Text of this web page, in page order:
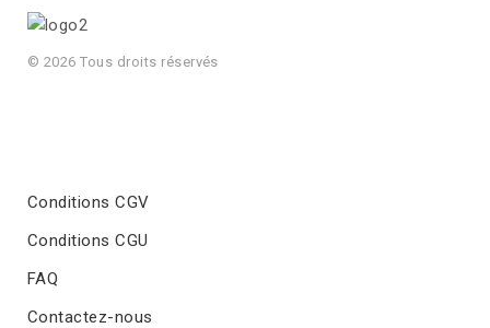
© 2026 Tous droits réservés
Conditions CGV
Conditions CGU
FAQ
Contactez-nous